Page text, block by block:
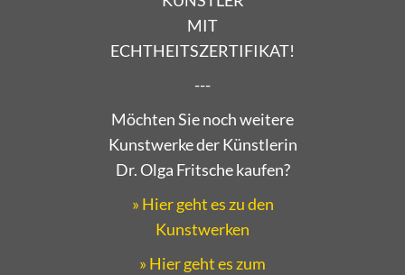
MIT
ECHTHEITSZERTIFIKAT!
---
Möchten Sie noch weitere
Kunstwerke der Künstlerin
Dr. Olga Fritsche kaufen?
» Hier geht es zu den
Kunstwerken
» Hier geht es zum